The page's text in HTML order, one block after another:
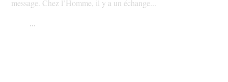
message. Chez l’Homme, il y a un échange...
...